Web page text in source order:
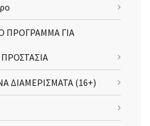
ΠΡΟΓΡΑΜΜΑ ΓΙΑ
ΔΙΑΜΕΡΙΣΜΑΤΑ (16+)